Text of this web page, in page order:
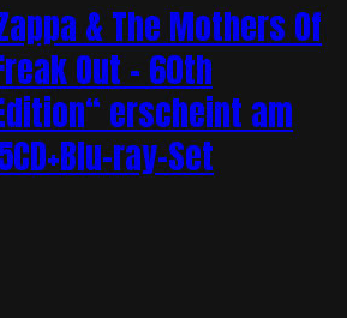
& The Mothers Of
Out – 60th
erscheint am
ray-Set